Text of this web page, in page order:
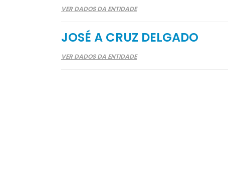
VER DADOS DA ENTIDADE
JOSÉ A CRUZ DELGADO
VER DADOS DA ENTIDADE